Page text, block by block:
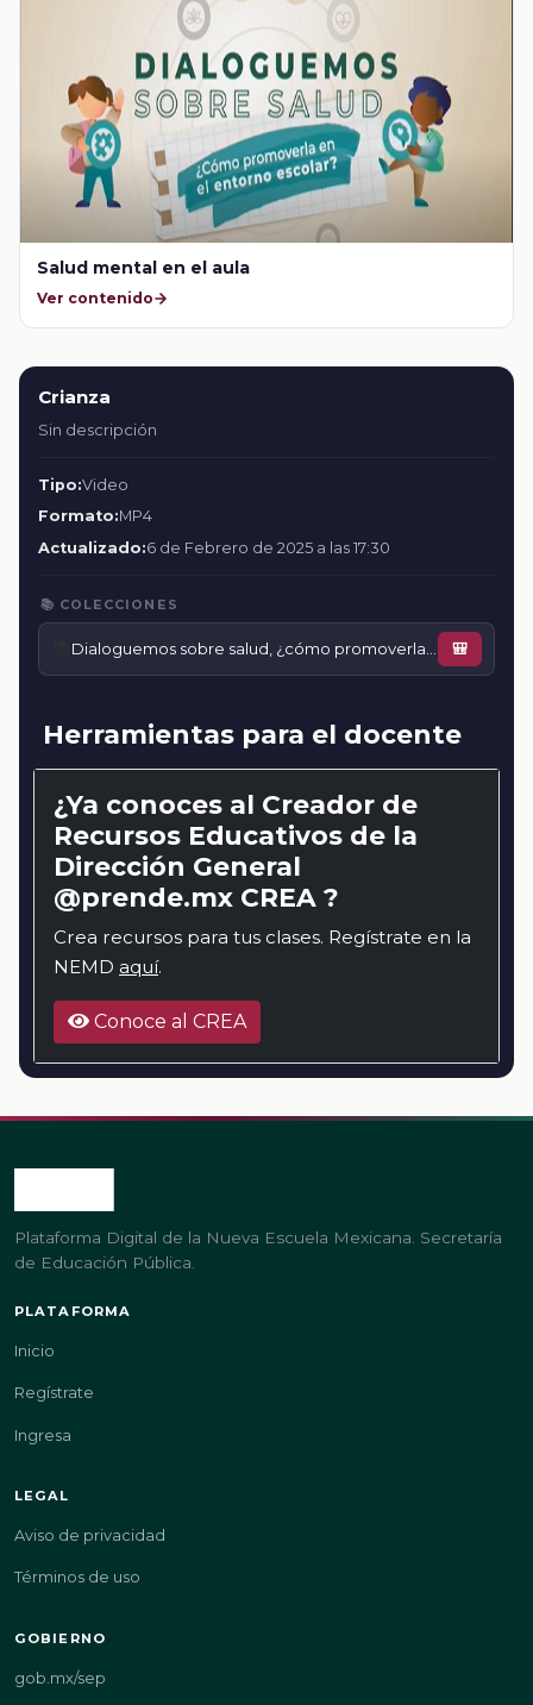
Salud mental en el aula
Ver contenido
Crianza
Sin descripción
Tipo:Video
Formato:MP4
Actualizado:6 de Febrero de 2025 a las 17:30
📚 COLECCIONES
🎒
Herramientas para el docente
¿Ya conoces al Creador de
Recursos Educativos de la
Dirección General
@prende.mx CREA ?
Crea recursos para tus clases. Regístrate en la
NEMD aquí.
Conoce al CREA
Plataforma Digital de la Nueva Escuela Mexicana. Secretaría
de Educación Pública.
PLATAFORMA
Inicio
Regístrate
Ingresa
LEGAL
Aviso de privacidad
Términos de uso
GOBIERNO
gob.mx/sep